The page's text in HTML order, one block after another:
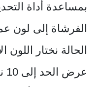
بمساعدة أداة
الفرشاة إلى لون
الحالة نختار